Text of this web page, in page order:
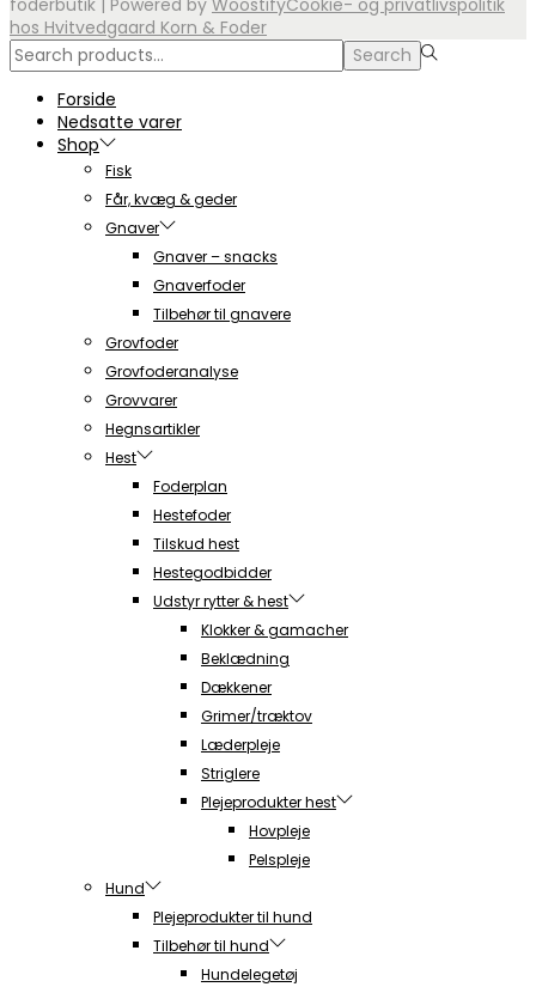
foderbutik | Powered by WoostifyCookie- og privatlivspolitik
hos Hvitvedgaard Korn & Foder
Search
for:>
Search
Forside
Nedsatte varer
Shop
Fisk
Får, kvæg & geder
Gnaver
Gnaver – snacks
Gnaverfoder
Tilbehør til gnavere
Grovfoder
Grovfoderanalyse
Grovvarer
Hegnsartikler
Hest
Foderplan
Hestefoder
Tilskud hest
Hestegodbidder
Udstyr rytter & hest
Klokker & gamacher
Beklædning
Dækkener
Grimer/træktov
Læderpleje
Striglere
Plejeprodukter hest
Hovpleje
Pelspleje
Hund
Plejeprodukter til hund
Tilbehør til hund
Hundelegetøj